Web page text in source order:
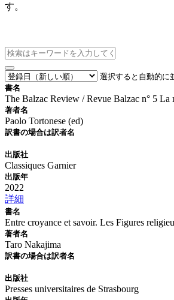
す。
選択すると自動的に
書名
The Balzac Review / Revue Balzac n° 5 La
著者名
Paolo Tortonese (ed)
訳書の場合は訳者名
出版社
Classiques Garnier
出版年
2022
詳細
書名
Entre croyance et savoir. Les Figures
著者名
Taro Nakajima
訳書の場合は訳者名
出版社
Presses universitaires de Strasbourg